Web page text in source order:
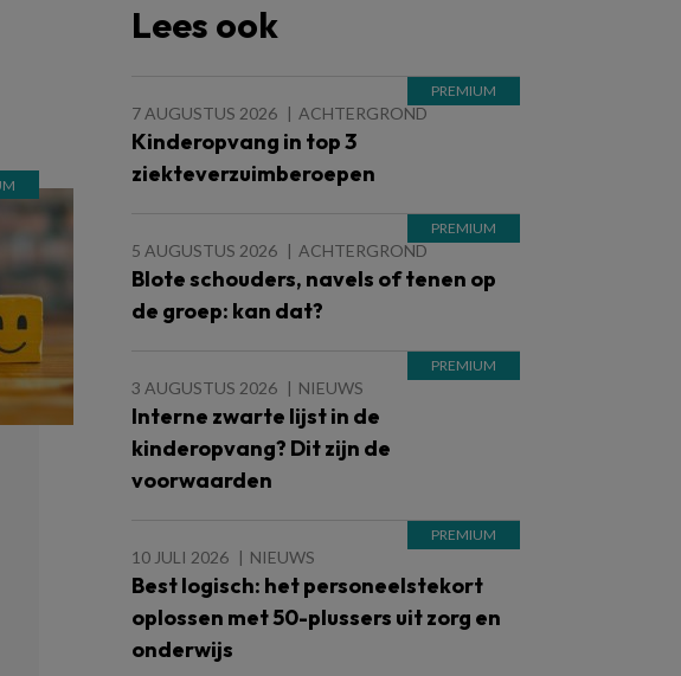
Lees ook
7 AUGUSTUS 2026 ACHTERGROND
Kinderopvang in top 3
ziekteverzuimberoepen
5 AUGUSTUS 2026 ACHTERGROND
Blote schouders, navels of tenen op
de groep: kan dat?
3 AUGUSTUS 2026 NIEUWS
Interne zwarte lijst in de
kinderopvang? Dit zijn de
voorwaarden
10 JULI 2026 NIEUWS
Best logisch: het personeelstekort
oplossen met 50-plussers uit zorg en
onderwijs